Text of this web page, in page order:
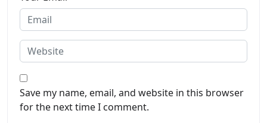
Save my name, email, and website in this browser
for the next time I comment.